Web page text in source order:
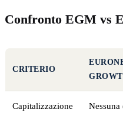
Confronto EGM vs
CRITERIO
Capitalizzazione